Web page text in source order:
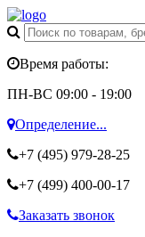
Время работы:
ПН-ВС 09:00 - 19:00
Определение...
+7 (495) 979-28-25
+7 (499) 400-00-17
Заказать звонок